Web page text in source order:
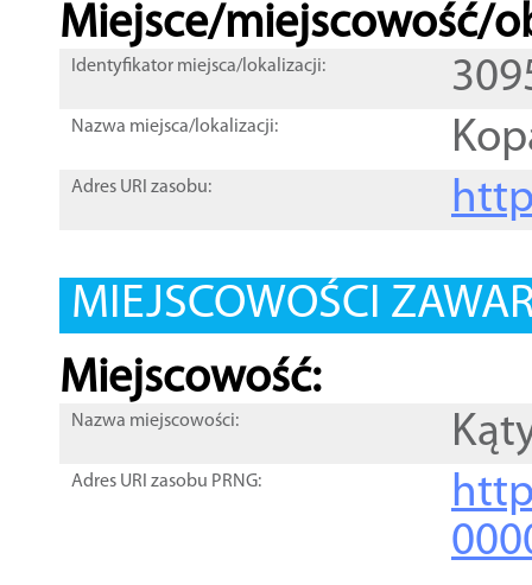
Miejsce/miejscowość/
Identyfikator miejsca/lokalizacji:
Nazwa miejsca/lokalizacji:
Adres URI zasobu:
MIEJSCOWOŚCI
Miejscowość:
Nazwa miejscowości:
Adres URI zasobu PRNG: